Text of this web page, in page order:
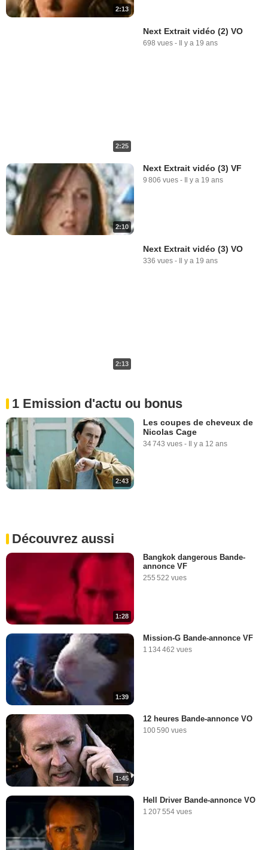
2:13
2:25
Next Extrait vidéo (2) VO
698 vues - Il y a 19 ans
2:10
Next Extrait vidéo (3) VF
9 806 vues - Il y a 19 ans
2:13
Next Extrait vidéo (3) VO
336 vues - Il y a 19 ans
1 Emission d'actu ou bonus
2:43
Les coupes de cheveux de
Nicolas Cage
34 743 vues - Il y a 12 ans
Découvrez aussi
1:28
Bangkok dangerous Bande-
annonce VF
255 522 vues
1:39
Mission-G Bande-annonce VF
1 134 462 vues
1:45
12 heures Bande-annonce VO
100 590 vues
Hell Driver Bande-annonce VO
1 207 554 vues